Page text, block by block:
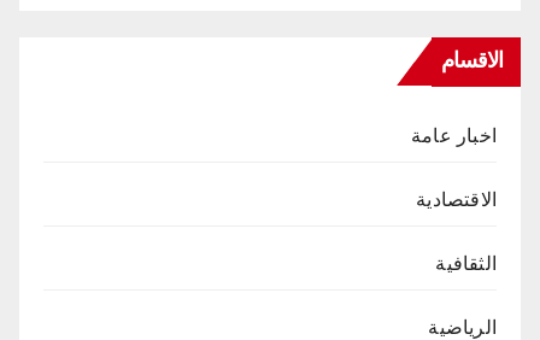
الاقسام
اخبار عامة
الاقتصادية
الثقافية
الرياضية